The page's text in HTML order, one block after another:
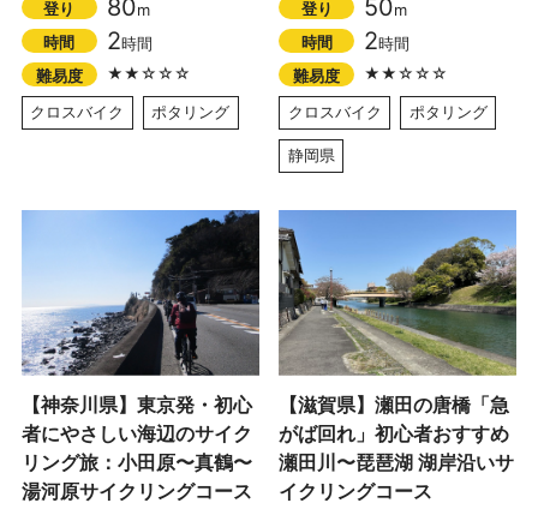
登り
80m
時間
2時間
難易度
★★☆☆☆
クロスバイク
ポタリング
登り
50m
時間
2時間
難易度
★★☆☆☆
クロスバイク
ポタリング
静岡県
【神奈川県】東京発・初心
者にやさしい海辺のサイク
リング旅：小田原〜真鶴〜
湯河原サイクリングコース
【滋賀県】瀬田の唐橋「急
がば回れ」初心者おすすめ
瀬田川〜琵琶湖 湖岸沿いサ
イクリングコース